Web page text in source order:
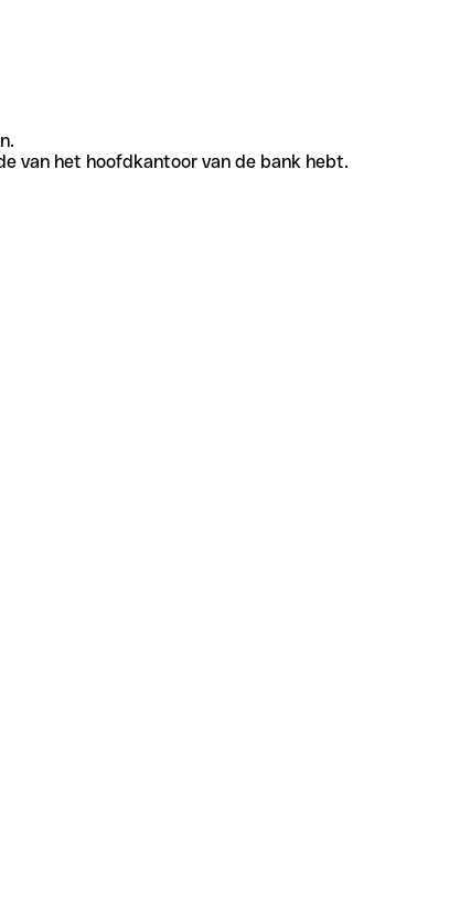
van het hoofdkantoor van de bank hebt.